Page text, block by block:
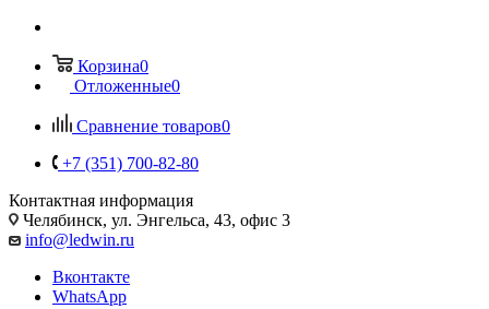
Корзина0
Отложенные0
Сравнение товаров0
+7 (351) 700-82-80
Контактная информация
Челябинск, ул. Энгельса, 43, офис 3
info@ledwin.ru
Вконтакте
WhatsApp